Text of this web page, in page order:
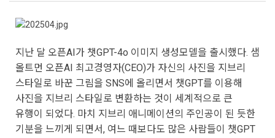
지난 달 오픈AI가 챗GPT-4o 이미지 생성모델을 출시했다. 샘
올트먼 오픈AI 최고경영자(CEO)가 자신의 사진을 지브리
스타일로 바꾼 그림을 SNS에 올리면서 챗GPT를 이용해
사진을 지브리 스타일로 변환하는 것이 세계적으로 큰
유행이 되었다. 마치 지브리 애니메이션의 주인공이 된 듯한
기분을 느끼게 되면서, 여느 때보다도 많은 사람들이 챗GPT